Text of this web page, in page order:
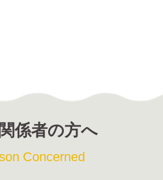
係者の方へ
Concerned